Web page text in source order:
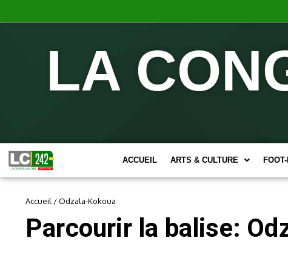
LA
ACCUEIL ARTS & CULTURE
Accueil /Odzala-Kokoua
Parcourir la balise: